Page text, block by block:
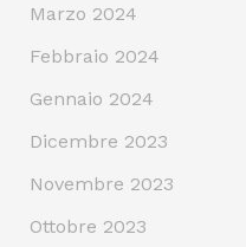
Marzo 2024
Febbraio 2024
Gennaio 2024
Dicembre 2023
Novembre 2023
Ottobre 2023